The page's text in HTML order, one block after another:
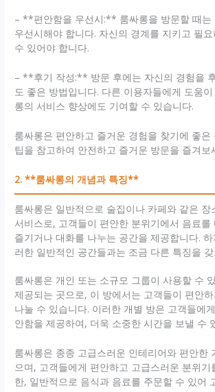
– **편안함을 우선시:** 룸싸롱을 방문할 때는
우선시해야 합니다. 자신의 경계를 지키고 필
수 있어야 합니다.
– **후기 작성:** 방문 후에는 자신의 경험을
도 좋은 방법입니다. 다른 이용자들에게 도움
롱의 서비스 향상에도 기여할 수 있습니다.
룸싸롱은 편안하고 즐거운 경험을 찾기에 좋은
팁을 참고하여 안전하고 즐거운 방문을 즐겨보
2. **룸싸롱의 개념과 특징**
룸싸롱은 일반적으로 술집이나 카페와 같은 장
서비스로, 고객들이 편안한 분위기에서 음료를
즐기거나 대화를 나누는 공간을 제공합니다.
러한 일반적인 공간들과는 조금 다른 특징을
룸싸롱은 개인 또는 소규모 그룹이 사용할 수
제공되는 곳으로, 이 방에서는 고객들이 편안
나눌 수 있습니다. 이러한 개별 방은 고객들에
안함을 제공하여, 더욱 소중한 시간을 보낼 수
룸싸롱은 종종 고급스러운 인테리어와 편안한
으며, 고객들에게 편안하고 고급스러운 분위기
한, 일반적으로 음식과 음료를 주문할 수 있어